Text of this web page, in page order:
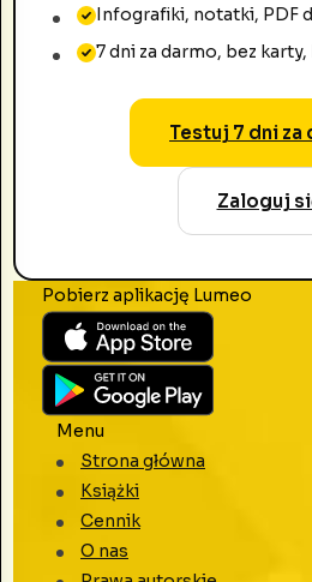
Infografiki, notatki, PDF
7 dni za darmo, bez
Testuj 7 dni za
Zaloguj
Pobierz aplikację Lumeo
Menu
Strona główna
Książki
Cennik
O nas